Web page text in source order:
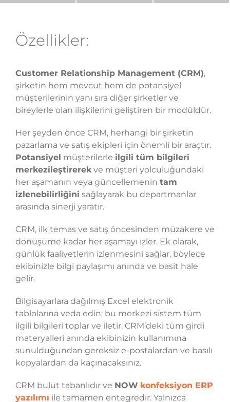
Özellikler:
Customer Relationship Management (CRM),
şirketin hem mevcut hem de potansiyel
müşterilerinin yanı sıra diğer şirketler ve
bireylerle olan ilişkilerini geliştiren bir modüldür.
Her şeyden önce CRM, herhangi bir şirketin
pazarlama ve satış ekipleri için önemli bir araçtır.
Potansiyel müşterilerle ilgili tüm bilgileri
merkezileştirerekve müşteri yolculuğundaki
her aşamanın veya güncellemenin tam
izlenebilirliğini sağlayarak bu departmanlar
arasında sinerji yaratır.
CRM, ilk temas ve satış öncesinden müzakere ve
dönüşüme kadar her aşamayı izler. Ek olarak,
günlük faaliyetlerin izlenmesini sağlar, böylece
ekibinizle bilgi paylaşımı anında ve basit hale
gelir.
Bilgisayarlara dağılmış Excel elektronik
tablolarına veda edin; bu merkezi sistem tüm
ilgili bilgileri toplar ve iletir. CRM’deki tüm girdi
materyalleri anında ekibinizin kullanımına
sunulduğundan gereksiz e-postalardan ve basılı
kopyalardan da kaçınacaksınız.
CRM bulut tabanlıdır ve NOW konfeksiyon ERP
yazılımı ile tamamen entegredir. Yalnızca